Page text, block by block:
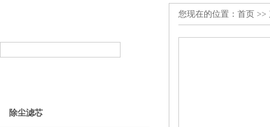
除尘滤芯
您现在的位置： 首页 >>